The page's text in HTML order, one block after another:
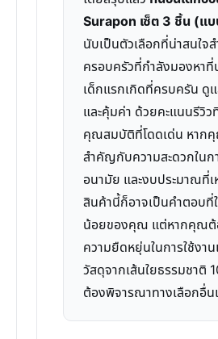
Surapon เซ็ต 3 ชิ้น (แ
นับเป็นตัวเลือกที่น่าสนใจ
ครอบครัวที่กำลังมองหา
เด็กแรกเกิดที่ครบครัน ดู
และคุ้มค่า ด้วยคะแนนรีวิว
คุณสมบัติที่โดดเด่น หาก
สำคัญกับความสะดวกในก
อนามัย และงบประมาณที่เ
สินค้านี้ก็อาจเป็นคำตอบที่
น้อยของคุณ แต่หากคุณต้
ความยืดหยุ่นในการใช้งา
วัสดุจากเส้นใยธรรมชาติ
ต้องพิจารณาทางเลือกอื่น